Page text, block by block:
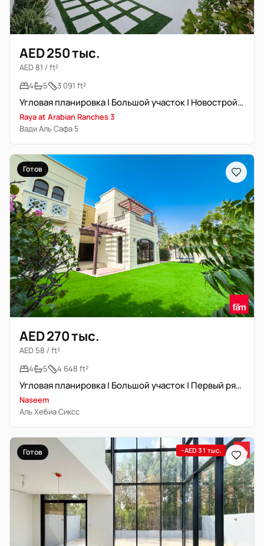
AED 250 тыс.
AED 81 / ft²
4
5 3 091 ft²
Угловая планировка | Большой участок | Новостройка
Raya at Arabian Ranches 3
Вади Аль Сафа 5
Готов
AED 270 тыс.
AED 58 / ft²
4
5 4 648 ft²
Угловая планировка | Большой участок | Первый ряд | Свободна
Naseem
Аль Хебиа Сиксс
Готов −AED 31 тыс.